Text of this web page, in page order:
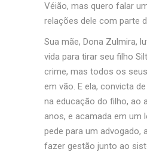
Véião, mas quero falar
relações dele com parte
Sua mãe, Dona Zulmira,
vida para tirar seu filho
crime, mas todos os
em vão. E ela, convicta
na educação do filho, ao
anos, e acamada em um
pede para um advogado,
fazer gestão junto ao